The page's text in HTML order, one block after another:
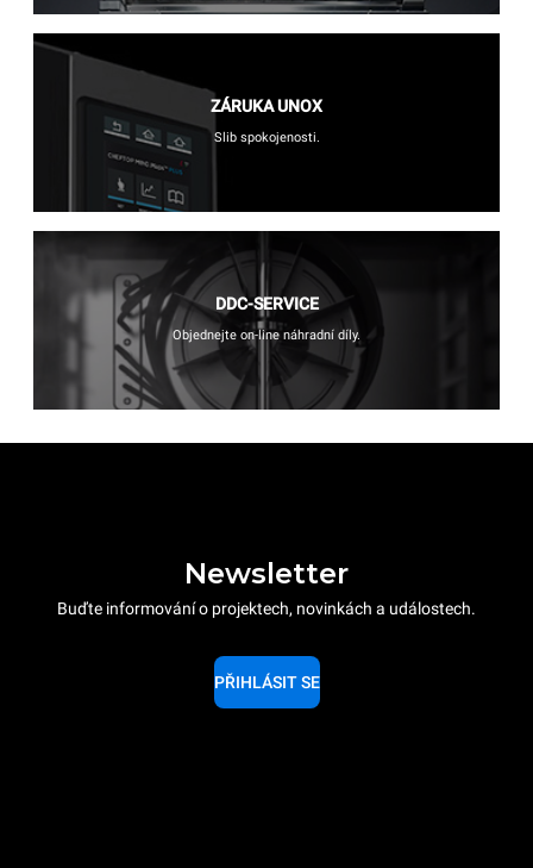
ZÁRUKA UNOX
Slib spokojenosti.
DDC-SERVICE
Objednejte on-line náhradní díly.
Newsletter
Buďte informování o projektech, novinkách a událostech.
PŘIHLÁSIT SE